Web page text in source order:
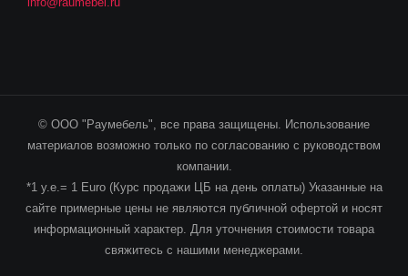
© ООО "Раумебель", все права защищены. Использование
материалов возможно только по согласованию с руководством
компании.
*1 у.е.= 1 Euro (Курс продажи ЦБ на день оплаты) Указанные на
сайте примерные цены не являются публичной офертой и носят
информационный характер. Для уточнения стоимости товара
свяжитесь с нашими менеджерами.